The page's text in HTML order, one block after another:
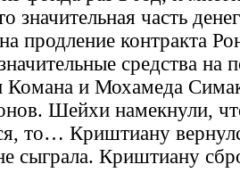
значительная часть
продление контракта
средства на
Комана и Мохамеда
Шейхи намекнули,
то… Криштиану
сыграла. Криштиану